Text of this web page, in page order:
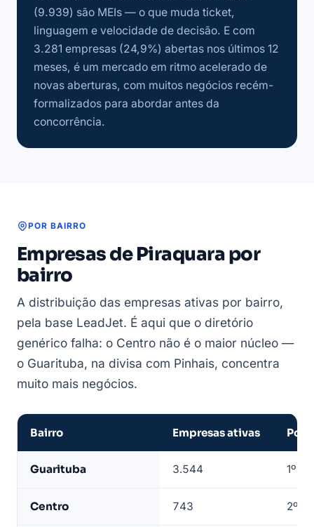
(9.939) são MEIs — o que muda ticket,
linguagem e velocidade de decisão. E com
3.281 empresas (24,9%) abertas nos últimos 12
meses, é um mercado em ritmo acelerado de
novas aberturas, com muitos negócios recém-
formalizados para abordar antes da
concorrência.
POR BAIRRO
Empresas de Piraquara por
bairro
A distribuição das empresas ativas por bairro,
pela base LeadJet. É aqui que o diretório
genérico falha: o Centro não é o maior núcleo —
o Guarituba, na divisa com Pinhais, concentra
muito mais negócios.
por
Bairro Empresas ativas
Guarituba 3.544 1º —
Centro 743 2º —